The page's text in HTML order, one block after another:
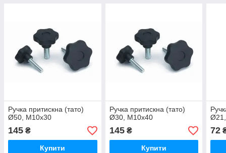
Ручка притискна (тато)
Ø50, М10x30
145 ₴
Купити
Ручка притискна (тато)
Ø30, M10x40
145₴
Купити
72